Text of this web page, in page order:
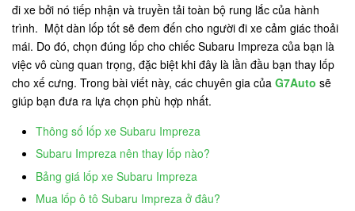
đi xe bởi nó tiếp nhận và truyền tải toàn bộ rung lắc của hành
trình. Một dàn lốp tốt sẽ đem đến cho người đi xe cảm giác thoải
mái. Do đó, chọn đúng lốp cho chiếc Subaru Impreza của bạn là
việc vô cùng quan trọng, đặc biệt khi đây là lần đầu bạn thay lốp
cho xế cưng. Trong bài viết này, các chuyên gia của G7Auto sẽ
giúp bạn đưa ra lựa chọn phù hợp nhất.
Thông số lốp xe Subaru Impreza
Subaru Impreza nên thay lốp nào?
Bảng giá lốp xe Subaru Impreza
Mua lốp ô tô Subaru Impreza ở đâu?